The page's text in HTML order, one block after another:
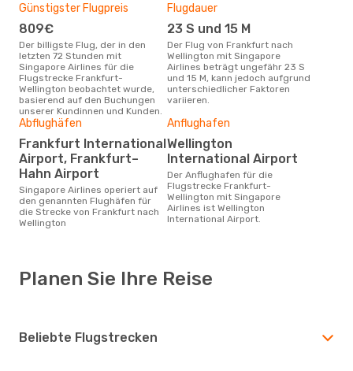
Günstigster Flugpreis
809€
Der billigste Flug, der in den
letzten 72 Stunden mit
Singapore Airlines für die
Flugstrecke Frankfurt-
Wellington beobachtet wurde,
basierend auf den Buchungen
unserer Kundinnen und Kunden.
Flugdauer
23 S und 15 M
Der Flug von Frankfurt nach
Wellington mit Singapore
Airlines beträgt ungefähr 23 S
und 15 M, kann jedoch aufgrund
unterschiedlicher Faktoren
variieren.
Abflughäfen
Frankfurt International
Airport, Frankfurt–
Hahn Airport
Singapore Airlines operiert auf
den genannten Flughäfen für
die Strecke von Frankfurt nach
Wellington
Anflughafen
Wellington
International Airport
Der Anflughafen für die
Flugstrecke Frankfurt-
Wellington mit Singapore
Airlines ist Wellington
International Airport.
Planen Sie Ihre Reise
Beliebte Flugstrecken